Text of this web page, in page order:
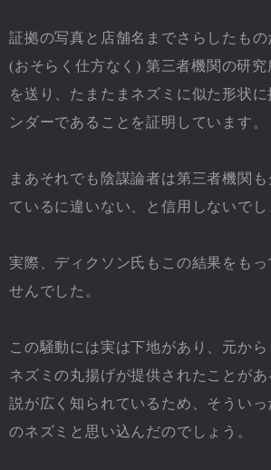
証拠の写真と店舗名までさらしたも
(おそらく仕方なく) 第三者機関の研
を送り、たまたまネズミに似た形状
ンダーであることを証明しています。
まあそれでも陰謀論者は第三者機関
ているに違いない、と信用しないでし
実際、ディクソン氏もこの結果をもっ
せんでした。
この騒動には実は下地があり、元か
ネズミの丸揚げが提供されたことが
説が広く知られているため、そうい
のネズミと思い込んだのでしょう。